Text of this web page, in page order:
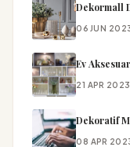
Dekormall
06 JUN
Ev
21 APR 2023
Dekoratif
08 APR